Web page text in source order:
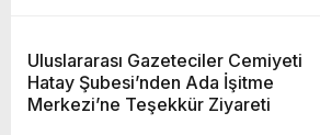
Uluslararası Gazeteciler Cemiyeti
Hatay Şubesi’nden Ada İşitme
Merkezi’ne Teşekkür Ziyareti